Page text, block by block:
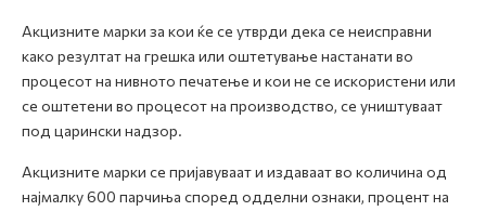
Акцизните марки за кои ќе се утврди дека се неисправни
како резултат на грешка или оштетување настанати во
процесот на нивното печатење и кои не се искористени или
се оштетени во процесот на производство, се уништуваат
под царински надзор.
Акцизните марки се пријавуваат и издаваат во количина од
најмалку 600 парчиња според одделни ознаки, процент на